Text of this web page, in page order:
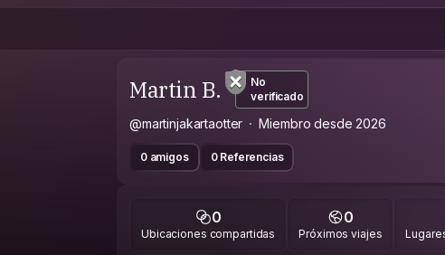
Martin B.
No
verificado
@martinjakartaotter Miembro desde 2026
0 amigos 0 Referencias
0
Ubicaciones compartidas
0
Próximos viajes